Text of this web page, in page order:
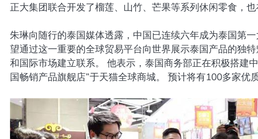
正大集团联合开发了榴莲、山竹、芒果等系列休闲零食，也
朱琳向随行的泰国媒体透露，中国已连续六年成为泰国第
望通过这一重要的全球贸易平台向世界展示泰国产品的独
和国际市场建立联系。 他表示，泰国商务部正在积极搭建
国畅销产品旗舰店”于天猫全球商城。 预计将有100多家优